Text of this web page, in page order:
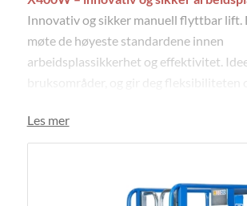
Innovativ og sikker manuell flyttbar lift.
møte de høyeste standardene innen
arbeidsplassikkerhet og effektivitet.
bruksområder, og gir deg fleksibiliteten
Kompakt og Mobil: Lett og kompakt
Les mer